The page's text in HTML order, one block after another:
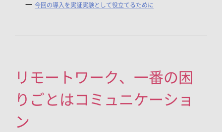
今回の導入を実証実験として役立てるために
リモートワーク、一番の困
りごとはコミュニケーショ
ン